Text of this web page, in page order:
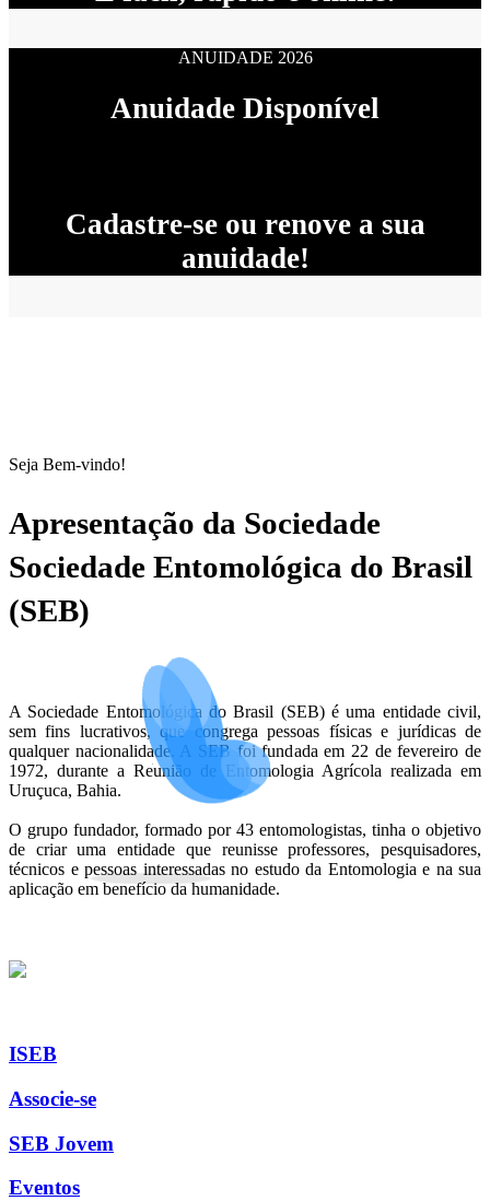
ANUIDADE 2026
Anuidade Disponível
Cadastre-se ou renove a sua
anuidade!
Seja Bem-vindo!
Apresentação da Sociedade
Sociedade Entomológica do Brasil
(SEB)
A Sociedade Entomológica do Brasil (SEB) é uma entidade civil,
sem fins lucrativos, que congrega pessoas físicas e jurídicas de
qualquer nacionalidade. A SEB foi fundada em 22 de fevereiro de
1972, durante a Reunião de Entomologia Agrícola realizada em
Uruçuca, Bahia.
O grupo fundador, formado por 43 entomologistas, tinha o objetivo
de criar uma entidade que reunisse professores, pesquisadores,
técnicos e pessoas interessadas no estudo da Entomologia e na sua
aplicação em benefício da humanidade.
ISEB
Associe-se
SEB Jovem
Eventos